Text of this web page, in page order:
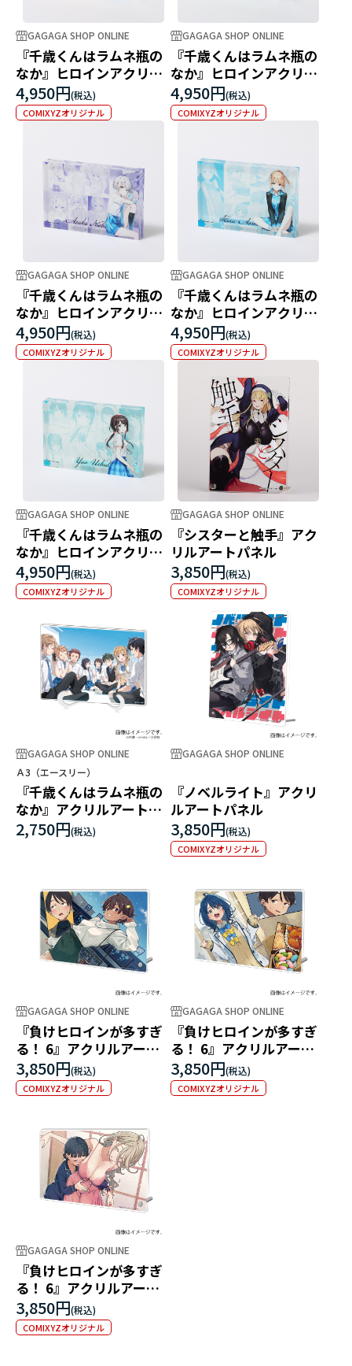
GAGAGA SHOP ONLINE
『千歳くんはラムネ瓶の
なか』ヒロインアクリル
ブロック 柊夕湖
4,950円
COMIXYZオリジナル
GAGAGA SHOP ONLINE
『千歳くんはラムネ瓶の
なか』ヒロインアクリル
ブロック 七瀬悠月
4,950円
COMIXYZオリジナル
GAGAGA SHOP ONLINE
『千歳くんはラムネ瓶の
なか』ヒロインアクリル
ブロック 西野明日風
4,950円
COMIXYZオリジナル
GAGAGA SHOP ONLINE
『千歳くんはラムネ瓶の
なか』ヒロインアクリル
ブロック 青海陽
4,950円
COMIXYZオリジナル
GAGAGA SHOP ONLINE
『千歳くんはラムネ瓶の
なか』ヒロインアクリル
ブロック 内田優空
4,950円
COMIXYZオリジナル
GAGAGA SHOP ONLINE
『シスターと触手』アク
リルアートパネル
3,850円
COMIXYZオリジナル
GAGAGA SHOP ONLINE
Ａ3（エースリー）
『千歳くんはラムネ瓶の
なか』アクリルアートボ
ード(A5サイズ)01/集合イ
ラスト
2,750円
GAGAGA SHOP ONLINE
『ノベルライト』アクリ
ルアートパネル
3,850円
COMIXYZオリジナル
GAGAGA SHOP ONLINE
『負けヒロインが多すぎ
る！ 6』アクリルアート
パネル ～「なんかさ、先
に言うことあるんじゃな
い？」～
3,850円
COMIXYZオリジナル
GAGAGA SHOP ONLINE
『負けヒロインが多すぎ
る！ 6』アクリルアート
パネル ～「美味っ！やっ
ぱ店じゃん」「八奈見さ
ん、全部食べちゃダメだ
3,850円
COMIXYZオリジナル
GAGAGA SHOP ONLINE
『負けヒロインが多すぎ
る！ 6』アクリルアート
パネル ～「お風呂……私
も一緒……入りたかっ
た……」「先輩、なんて
3,850円
COMIXYZオリジナル